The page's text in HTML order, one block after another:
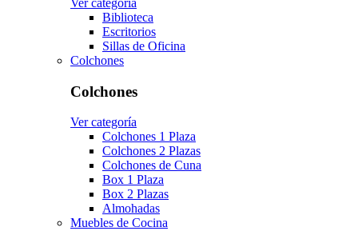
Biblioteca
Escritorios
Sillas de Oficina
Colchones
Colchones
Ver categoría
Colchones 1 Plaza
Colchones 2 Plazas
Colchones de Cuna
Box 1 Plaza
Box 2 Plazas
Almohadas
Muebles de Cocina